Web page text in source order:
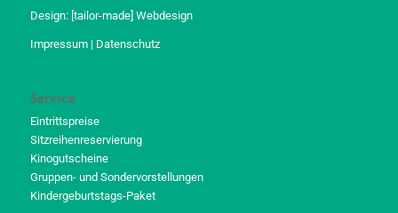
Design: [tailor-made] Webdesign
Impressum| Datenschutz
Service
Eintrittspreise
Sitzreihenreservierung
Kinogutscheine
Gruppen- und Sondervorstellungen
Kindergeburtstags-Paket